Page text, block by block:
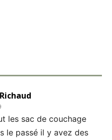
les sac de couchage
le passé il y avez des